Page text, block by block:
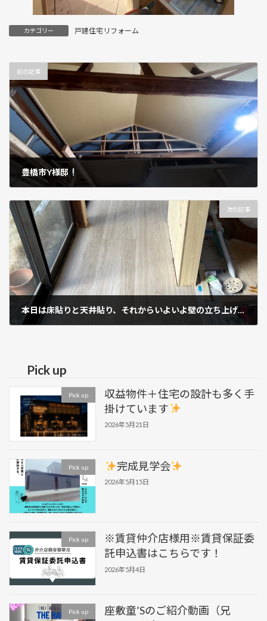
カテゴリー 戸建住宅リフォーム
前の記事
豊橋市Y様邸
次の記事
本日は床貼りと天井貼り、それからいよいよ壁の立ち上げを行いました
Pick up
Pick up
収益物件＋住宅の設計も多く手
掛けています
2026年5月21日
Pick up 完成見学会
2026年5月15日
Pick up
※賃貸仲介店様用※賃貸保証委
託申込書はこちらです！
2026年5月4日
Pick up
座敷童’Sのご紹介動画（兄